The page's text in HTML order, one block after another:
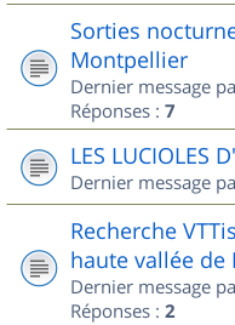
Sorties
Montpellier
Dernier message
Réponses : 7
LES LUCIOLES
Dernier message
Recherche
haute vallée de
Dernier message
Réponses : 2